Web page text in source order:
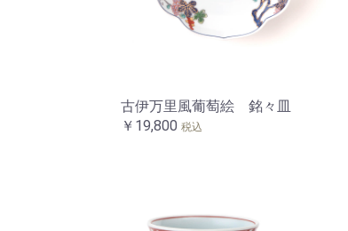
古伊万里風葡萄絵 銘々皿
￥19,800 税込